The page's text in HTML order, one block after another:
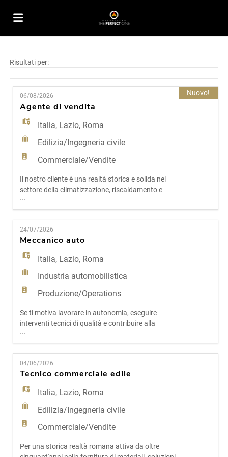
Offerte
di
lavoro
Carica
il
CV
Login
Lingua
EN
FR
IT
ES
PT
Risultati per:
06/08/2026
Agente di vendita
Italia, Lazio, Roma
Edilizia/Ingegneria civile
Commerciale/Vendite
Il nostro cliente è una realtà storica e solida nel
settore della climatizzazione, riscaldamento e
impiantistica civile e industriale nel Lazio.
Presente da oltre trent'anni sul territorio, con
showroom tecnico e una gamma completa di
soluzioni per comfort ambientale ed energie
rinnovabili, rappresenta oggi un punto di
riferimento per installatori
...
Nuovo!
24/07/2026
Meccanico auto
Italia, Lazio, Roma
Industria automobilistica
Produzione/Operations
Se ti motiva lavorare in autonomia, eseguire
interventi tecnici di qualità e contribuire alla
crescita di un'officina strutturata e riconosciuta
sul territorio, questa opportunità potrebbe essere
perfetta per te. Il nostro cliente è una realtà solida
e affermata nel settore automotive, con processi
chiari, standard elevati e un forte orientamento
...
04/06/2026
Tecnico commerciale edile
Italia, Lazio, Roma
Edilizia/Ingegneria civile
Commerciale/Vendite
Per una storica realtà romana attiva da oltre